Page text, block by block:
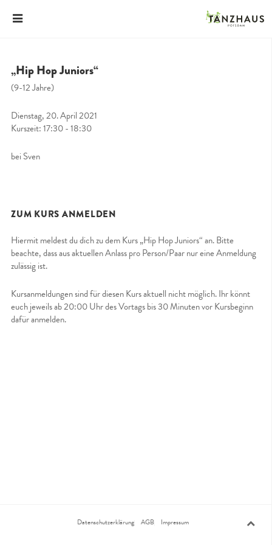
„Hip Hop Juniors“
(9-12 Jahre)
Dienstag, 20. April 2021
Kurszeit: 17:30 - 18:30
bei Sven
ZUM KURS ANMELDEN
Hiermit meldest du dich zu dem Kurs „Hip Hop Juniors“ an. Bitte
beachte, dass aus aktuellen Anlass pro Person/Paar nur eine Anmeldung
zulässig ist.
Kursanmeldungen sind für diesen Kurs aktuell nicht möglich. Ihr könnt
euch jeweils ab 20:00 Uhr des Vortags bis 30 Minuten vor Kursbeginn
dafür anmelden.
Datenschutzerklärung AGB Impressum